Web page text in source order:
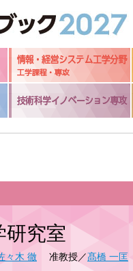
究室
々木 徹 准教授／髙橋 一匡